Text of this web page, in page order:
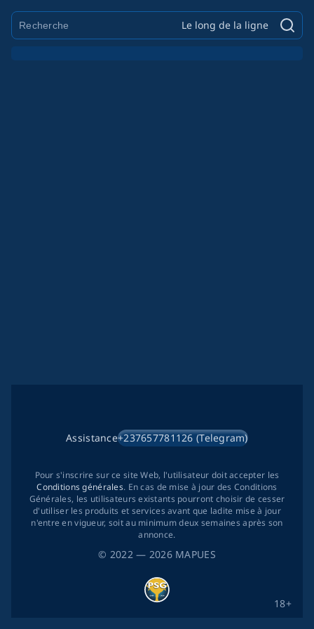
Le long de la ligne
© 2022— 2026 MAPUES
Assistance+237657781126 (Telegram)
18+
Pour s'inscrire sur ce site Web, l'utilisateur doit accepter les
Conditions générales. En cas de mise à jour des Conditions
Générales, les utilisateurs existants pourront choisir de cesser
d'utiliser les produits et services avant que ladite mise à jour
n'entre en vigueur, soit au minimum deux semaines après son
annonce.